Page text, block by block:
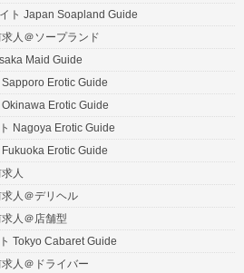
ト Japan Soapland Guide
人＠ソープランド
Maid Guide
Erotic Guide
Erotic Guide
Nagoya Erotic Guide
Erotic Guide
人
人＠デリヘル
人＠店舗型
Tokyo Cabaret Guide
人＠ドライバー